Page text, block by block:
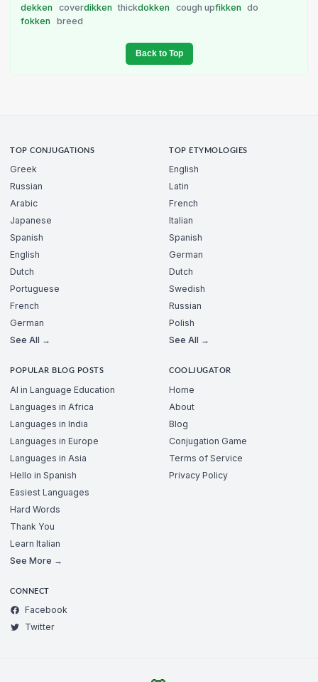
dekken
coverdikken thickdokken cough upfikken
do
fokken
breed
Back to Top
TOP CONJUGATIONS
Greek
Russian
Arabic
Japanese
Spanish
English
Dutch
Portuguese
French
German
See All →
TOP ETYMOLOGIES
English
Latin
French
Italian
Spanish
German
Dutch
Swedish
Russian
Polish
See All →
POPULAR BLOG POSTS
AI in Language Education
Languages in Africa
Languages in India
Languages in Europe
Languages in Asia
Hello in Spanish
Easiest Languages
Hard Words
Thank You
Learn Italian
See More →
COOLJUGATOR
Home
About
Blog
Conjugation Game
Terms of Service
Privacy Policy
CONNECT
Facebook
Twitter